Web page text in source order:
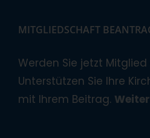
MITGLIEDSCHAFT
Werden Sie jetzt Mitglied
Unterstützen Sie Ihre
mit Ihrem Beitrag.